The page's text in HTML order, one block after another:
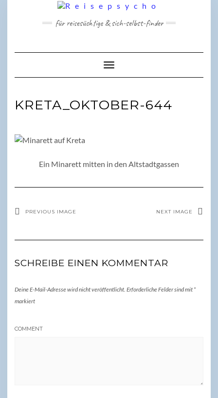
für reisesüchtige & sich-selbst-finder
Toggle Navigation
KRETA_OKTOBER-644
Ein Minarett mitten in den Altstadtgassen
PREVIOUS IMAGE NEXT IMAGE
SCHREIBE EINEN KOMMENTAR
Deine E-Mail-Adresse wird nicht veröffentlicht. Erforderliche Felder sind mit *
markiert
COMMENT